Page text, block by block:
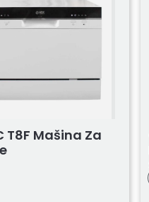
T8F Mašina Za